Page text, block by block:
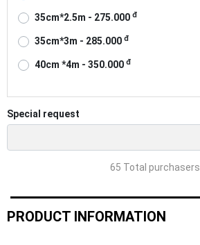
35cm*2.5m - 275.000 đ
35cm*3m - 285.000 đ
40cm *4m - 350.000 đ
Special request
65 Total purchasers
PRODUCT INFORMATION